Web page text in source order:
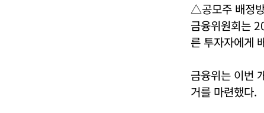
△공모주 배정
금융위원회는
른 투자자에게
금융위는 이번
거를 마련했다.